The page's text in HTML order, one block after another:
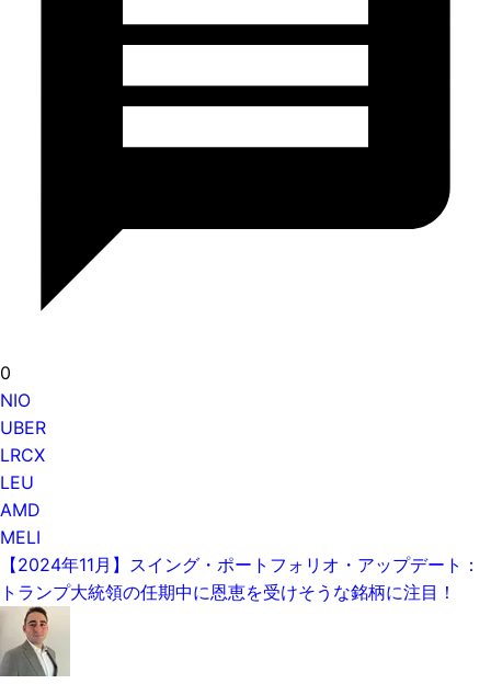
0
NIO
UBER
LRCX
LEU
AMD
MELI
【2024年11月】スイング・ポートフォリオ・アップデート：
トランプ大統領の任期中に恩恵を受けそうな銘柄に注目！